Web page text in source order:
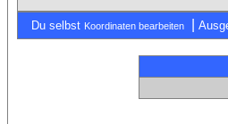
Du selbst Koordinaten bearbeiten